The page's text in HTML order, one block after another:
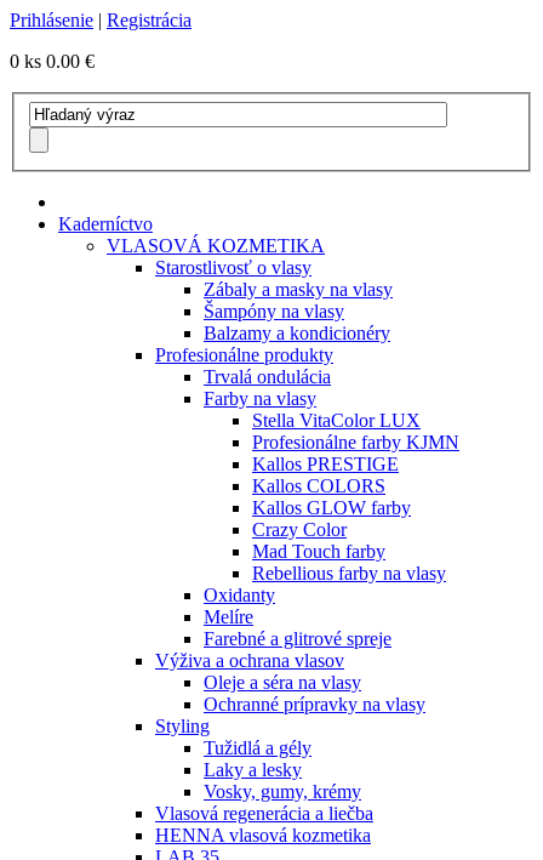
Prihlásenie | Registrácia
0 ks 0.00 €
Kaderníctvo
VLASOVÁ KOZMETIKA
Starostlivosť o vlasy
Zábaly a masky na vlasy
Šampóny na vlasy
Balzamy a kondicionéry
Profesionálne produkty
Trvalá ondulácia
Farby na vlasy
Stella VitaColor LUX
Profesionálne farby KJMN
Kallos PRESTIGE
Kallos COLORS
Kallos GLOW farby
Crazy Color
Mad Touch farby
Rebellious farby na vlasy
Oxidanty
Melíre
Farebné a glitrové spreje
Výživa a ochrana vlasov
Oleje a séra na vlasy
Ochranné prípravky na vlasy
Styling
Tužidlá a gély
Laky a lesky
Vosky, gumy, krémy
Vlasová regenerácia a liečba
HENNA vlasová kozmetika